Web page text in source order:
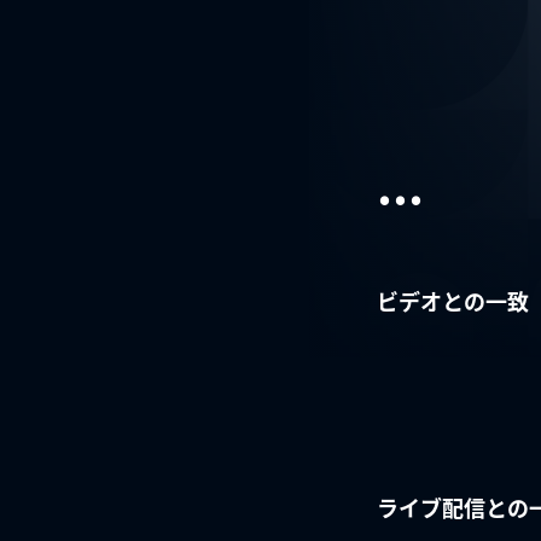
...
ビデオとの一致
ライブ配信との